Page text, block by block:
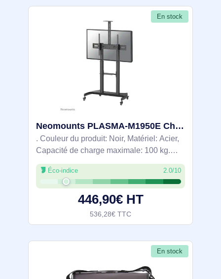
En stock
Neomounts PLASMA-M1950E Chariot pour écran 60-100"
. Couleur du produit: Noir, Matériel: Acier,
Capacité de charge maximale: 100 kg.
Hauteur: 1660 mm, Poids: 38,6 kg.
Largeur du colis: 177 mm, Profondeur du
colis: 805 mm, Hauteur du colis: 1305 mm.
Éco-indice 2.0/10
446,90€ HT
536,28€ TTC
En stock